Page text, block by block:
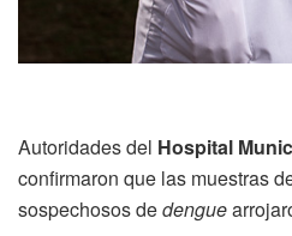
Autoridades del Hospital
confirmaron que las muestras
sospechosos dedengue